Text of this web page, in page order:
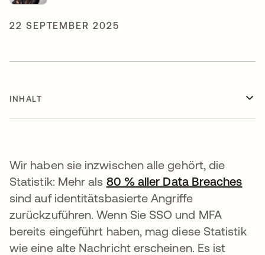
22 SEPTEMBER 2025
INHALT
Wir haben sie inzwischen alle gehört, die
Statistik: Mehr als 80 % aller Data Breaches
sind auf identitätsbasierte Angriffe
zurückzuführen. Wenn Sie SSO und MFA
bereits eingeführt haben, mag diese Statistik
wie eine alte Nachricht erscheinen. Es ist